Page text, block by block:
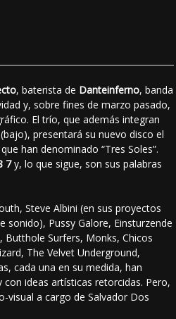
, baterista de Danteinferno, banda
y, sobre fines de marzo pasado,
El trío, que además integran
presentará su nuevo disco el
han denominado “Tres Soles”.
7y, lo que sigue, son sus palabras
Steve Albini (en sus proyectos
sonido), Pussy Galore, Einsturzende
Butthole Surfers, Monks, Chicos
The Velvet Underground,
cada una en su medida, han
ideas artísticas retorcidas. Pero,
visual a cargo de Salvador Dos